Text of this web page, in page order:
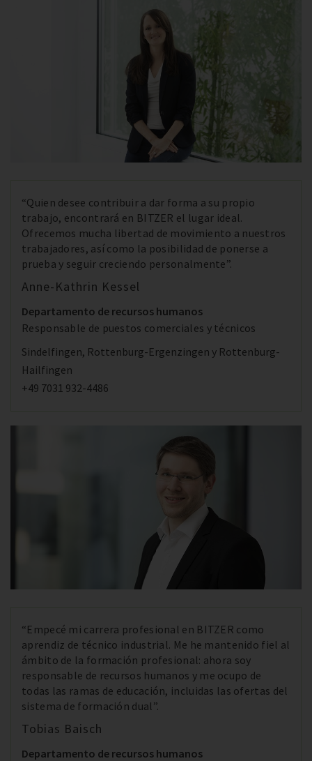
“Quien desee contribuir a dar forma a su propio
trabajo, encontrará en BITZER el lugar ideal.
Ofrecemos mucha libertad de movimiento a nuestros
trabajadores, así como la posibilidad de ponerse a
prueba y seguir creciendo personalmente”.
Anne-Kathrin Kessel
Departamento de recursos humanos
Responsable de puestos comerciales y técnicos
Sindelfingen, Rottenburg-Ergenzingen y Rottenburg-
Hailfingen
+49 7031 932-4486
“Empecé mi carrera profesional en BITZER como
aprendiz de técnico industrial. Me he mantenido fiel al
ámbito de la formación profesional: ahora soy
responsable de recursos humanos y me ocupo de
todas las ramas de educación, incluidas las ofertas del
sistema de formación dual”.
Tobias Baisch
Departamento de recursos humanos